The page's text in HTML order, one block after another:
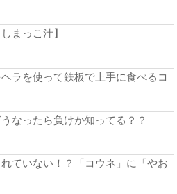
まっこ汁】
ラを使って鉄板で上手に食べるコ
なったら負けか知ってる？？
ていない！？「コウネ」に「やお